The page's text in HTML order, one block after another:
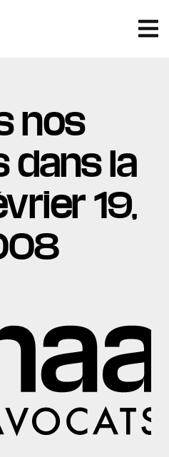
nos
dans la
19,